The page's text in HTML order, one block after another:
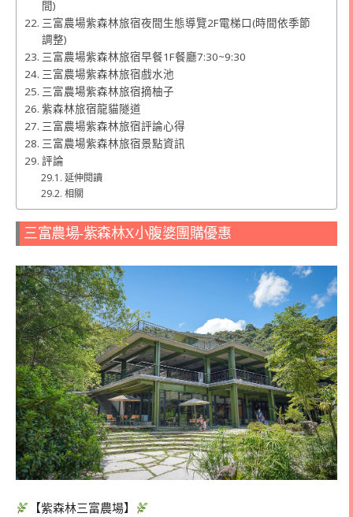
間)
三富農場紫森林旅宿夜間生態導覽2F電梯口(時間依季節
調整)
三富農場紫森林旅宿早餐1F餐廳7:30~9:30
三富農場紫森林旅宿戲水池
三富農場紫森林旅宿摘柚子
紫森林旅宿龍貓隧道
三富農場紫森林旅宿評論心得
三富農場紫森林旅宿景點資訊
評論
延伸閱讀
相關
三富農場-紫森林X小腹婆團購優惠
【紫森林三富農場】